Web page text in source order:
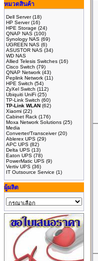
หมวดสินค้า
Dell Server(18)
HP Server(16)
HPE Storage (24)
QNAP NAS (100)
Synology NAS (69)
UGREEN NAS (6)
ASUSTOR NAS (34)
WD NAS
Allied Telesis Switches (16)
Cisco Switch (79)
QNAP Network (43)
Peplink Network (11)
HPE Switch (54)
ZyXel Switch (112)
Ubiquiti UniFi (25)
TP-Link Switch (60)
TP-Link WLAN (62)
Xiaomi (22)
Cabinet Rack (176)
Moxa Network Solutions (25)
Media
Converter/Transceiver(20)
Ablerex UPS (29)
APC UPS (82)
Delta UPS (13)
Eaton UPS (78)
PowerMatic UPS (9)
Vertiv UPS (36)
IT Outsource Service (1)
ผู้ผลิต